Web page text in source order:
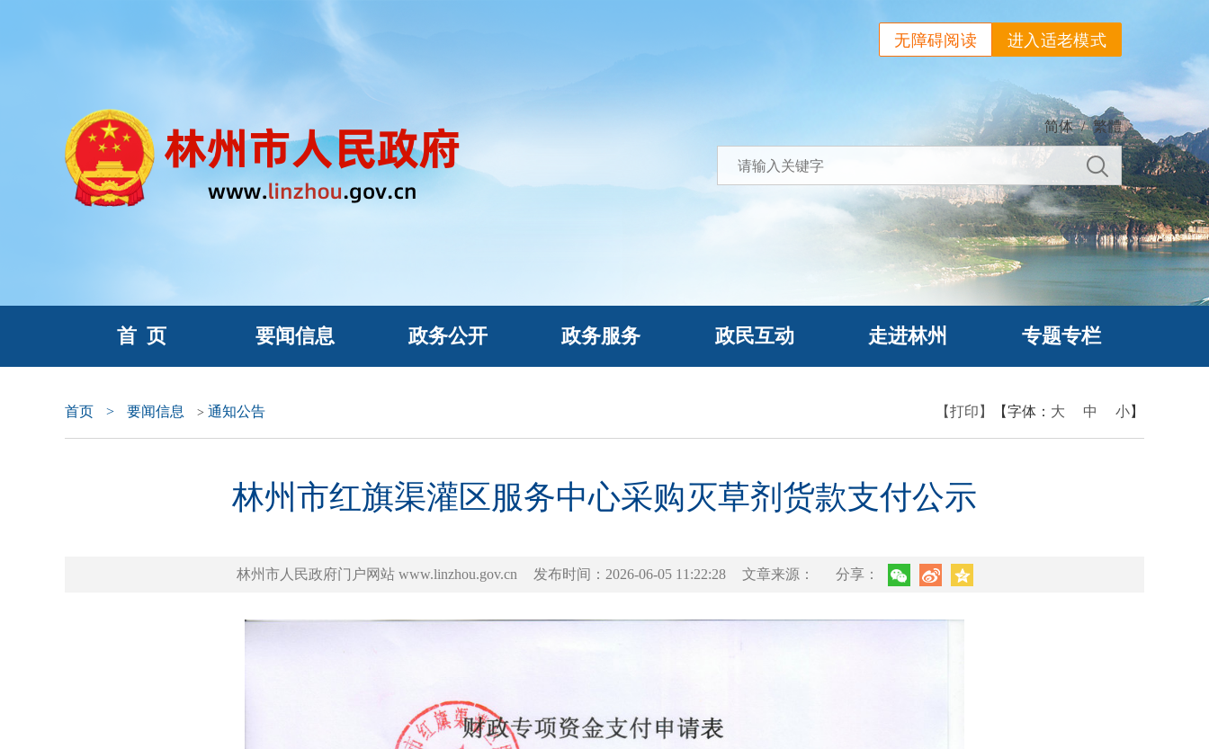
进入适老模式
无障碍阅读
简体 / 繁體
首 页 要闻信息 政务公开 政务服务 政民互动 走进林州 专题专栏
首页 > 要闻信息 > 通知公告 【打印】 【字体： 大 中 小】
林州市红旗渠灌区服务中心采购灭草剂货款支付公示
林州市人民政府门户网站 www.linzhou.gov.cn 发布时间：2026-06-05 11:22:28 文章来源： 分享：